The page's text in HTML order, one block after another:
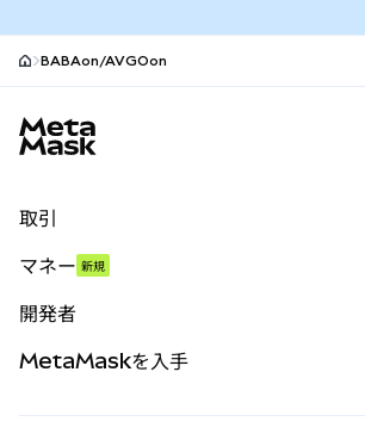
BABAon/AVGOon
取引
パーペチュアル
RWA
マネー 新規
開発者
MetaMaskを入手